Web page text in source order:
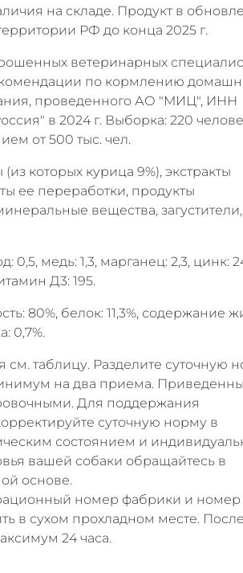
на складе. Продукт в
РФ до конца 2025 г.
ветеринарных
по кормлению
проведенного АО "МИЦ", ИНН
в 2024 г. Выборка: 220
от 500 тыс. чел.
которых курица 9%), экстракты
ее переработки, продукты
вещества, загустители,
0,5, медь: 1,3, марганец: 2,3, цинк:
Д3: 195.
80%, белок: 11,3%, содержание
0,7%.
таблицу. Разделите суточную
на два приема.
Для поддержания
суточную норму в
состоянием и
вашей собаки обращайтесь в
основе.
номер фабрики и номер
в сухом прохладном месте. После
24 часа.